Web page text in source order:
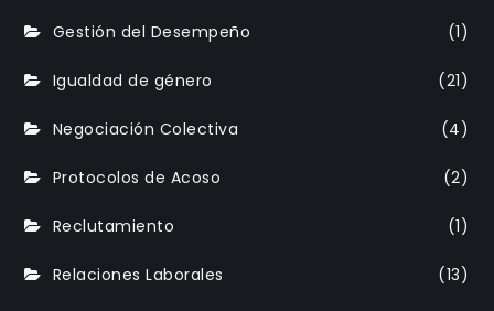
Gestión del Desempeño (1)
Igualdad de género (21)
Negociación Colectiva (4)
Protocolos de Acoso (2)
Reclutamiento (1)
Relaciones Laborales (13)